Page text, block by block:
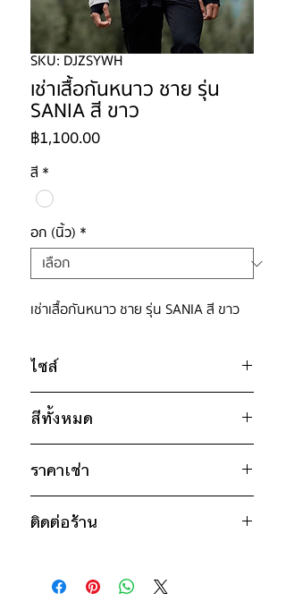
SKU: DJZSYWH
เช่าเสื้อกันหนาว ชาย รุ่น
SANIA สี ขาว
฿1,100.00ราคา
สี *
อก (นิ้ว) *
เช่าเสื้อกันหนาว ชาย รุ่น SANIA สี ขาว
ไซส์
ไซส์ : XL
อก 44" / เอว 44" / สะโพก 44" /
ไหล่กว้าง 20" / วงแขน 20" / ยาว
27"
สีทั้งหมด
ราคาเช่า
วันคืน)
ติดต่อร้านเพื่อสอบถามราคา
ติดต่อร้าน
ดูแผนที่ร้าน